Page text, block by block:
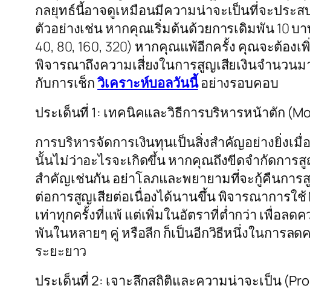
กลยุทธ์นี้อาจดูเหมือนมีความน่าจะเป็นที่จะประส
ตัวอย่างเช่น หากคุณเริ่มต้นด้วยการเดิมพัน 10 บ
40, 80, 160, 320) หากคุณแพ้อีกครั้ง คุณจะต้อง
พิจารณาถึงความเสี่ยงในการสูญเสียเงินจำนวน
กับการเช็กวิเคราะห์บอลวันนี้อย่างรอบคอบ
ประเด็นที่ 1: เทคนิคและวิธีการบริหารหน้าตัก
การบริหารจัดการเงินทุนเป็นสิ่งสำคัญอย่างยิ่ง
นั้นไม่ว่าอะไรจะเกิดขึ้น หากคุณถึงขีดจำกัดการ
สำคัญเช่นกัน อย่าโลภและพยายามที่จะกู้คืนการ
ต่อการสูญเสียต่อเนื่องได้นานขึ้น พิจารณาการใ
เท่าทุกครั้งที่แพ้ แต่เพิ่มในอัตราที่ต่ำกว่า เพื่อลดค
พันในหลายๆ คู่ หรือลีก ก็เป็นอีกวิธีหนึ่งในการล
ระยะยาว
ประเด็นที่ 2: เจาะลึกสถิติและความน่าจะเป็น